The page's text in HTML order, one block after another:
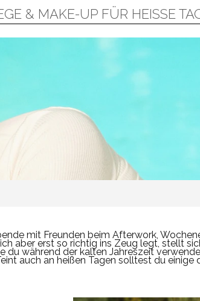
& MAKE-UP FÜR HEISSE
mit Freunden beim Afterwork,
aber erst so richtig ins Zeug legt, stellt
während der kalten Jahreszeit
auch an heißen Tagen solltest du einige